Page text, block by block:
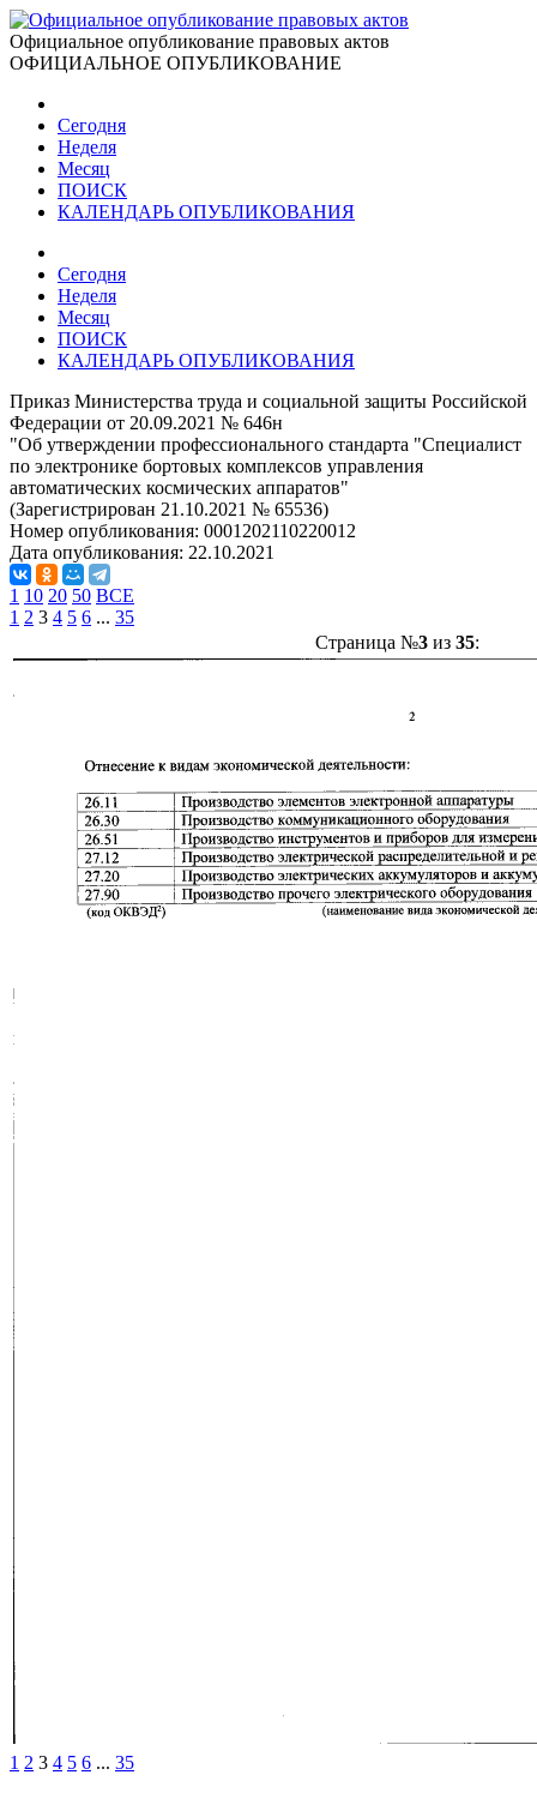
Официальное опубликование правовых актов
ОФИЦИАЛЬНОЕ ОПУБЛИКОВАНИЕ
Сегодня
Неделя
Месяц
ПОИСК
КАЛЕНДАРЬ ОПУБЛИКОВАНИЯ
Сегодня
Неделя
Месяц
ПОИСК
КАЛЕНДАРЬ ОПУБЛИКОВАНИЯ
Приказ Министерства труда и социальной защиты Российской
Федерации от 20.09.2021 № 646н
"Об утверждении профессионального стандарта "Специалист
по электронике бортовых комплексов управления
автоматических космических аппаратов"
(Зарегистрирован 21.10.2021 № 65536)
Номер опубликования: 0001202110220012
Дата опубликования: 22.10.2021
1 10 20 50 ВСЕ
1 2 3 4 5 6 ... 35
Страница №3из 35:
1 2 3 4 5 6 ... 35